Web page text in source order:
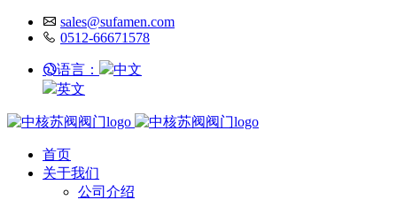
sales@sufamen.com
0512-66671578
语言：
中文
英文
首页
关于我们
公司介绍